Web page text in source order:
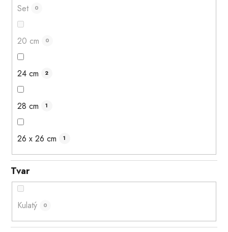
Set 0
20 cm 0
24 cm 2
28 cm 1
26 x 26 cm 1
Tvar
Kulatý 0